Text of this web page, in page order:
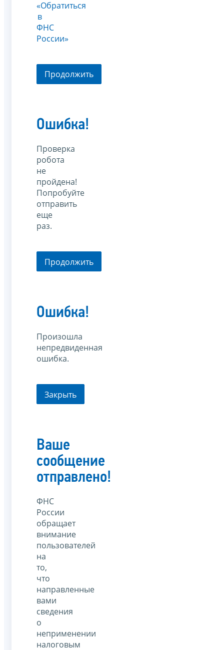
«Обратиться
в
ФНС
России»
Продолжить
Ошибка!
Проверка
робота
не
пройдена!
Попробуйте
отправить
еще
раз.
Продолжить
Ошибка!
Произошла
непредвиденная
ошибка.
Закрыть
Ваше
сообщение
отправлено!
ФНС
России
обращает
внимание
пользователей
на
то,
что
направленные
вами
сведения
о
неприменении
налоговым